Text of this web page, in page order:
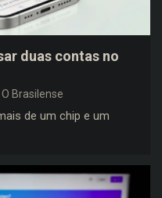
duas contas no
O Brasilense
de um chip e um